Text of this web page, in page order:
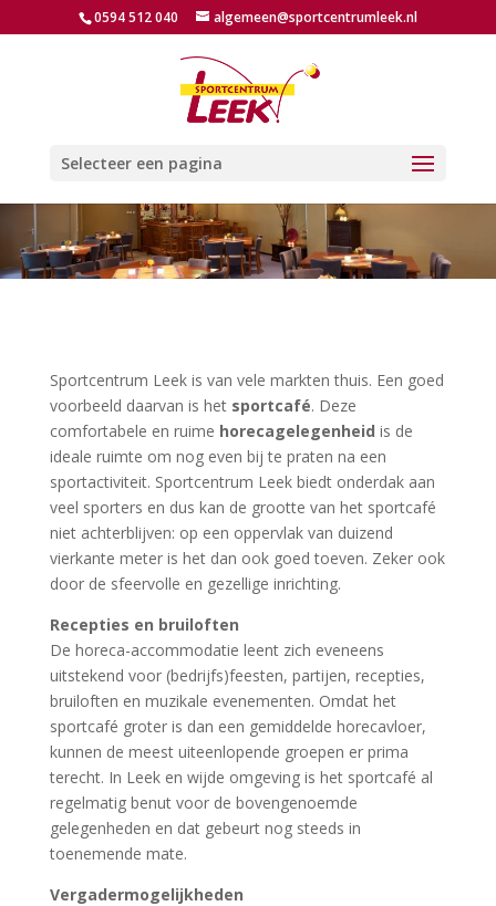
0594 512 040 algemeen@sportcentrumleek.nl
Selecteer een pagina
Sportcentrum Leek is van vele markten thuis. Een goed
voorbeeld daarvan is het sportcafé. Deze
comfortabele en ruime horecagelegenheid is de
ideale ruimte om nog even bij te praten na een
sportactiviteit. Sportcentrum Leek biedt onderdak aan
veel sporters en dus kan de grootte van het sportcafé
niet achterblijven: op een oppervlak van duizend
vierkante meter is het dan ook goed toeven. Zeker ook
door de sfeervolle en gezellige inrichting.
Recepties en bruiloften
De horeca-accommodatie leent zich eveneens
uitstekend voor (bedrijfs)feesten, partijen, recepties,
bruiloften en muzikale evenementen. Omdat het
sportcafé groter is dan een gemiddelde horecavloer,
kunnen de meest uiteenlopende groepen er prima
terecht. In Leek en wijde omgeving is het sportcafé al
regelmatig benut voor de bovengenoemde
gelegenheden en dat gebeurt nog steeds in
toenemende mate.
Vergadermogelijkheden